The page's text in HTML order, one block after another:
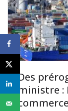
Des
ministre :